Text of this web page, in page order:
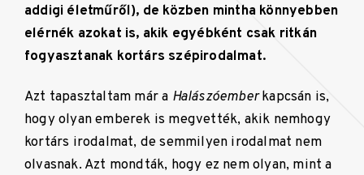
addigi életműről), de közben mintha könnyebben
elérnék azokat is, akik egyébként csak ritkán
fogyasztanak kortárs szépirodalmat.
Azt tapasztaltam már a Halászóemberkapcsán is,
hogy olyan emberek is megvették, akik nemhogy
kortárs irodalmat, de semmilyen irodalmat nem
olvasnak. Azt mondták, hogy ez nem olyan, mint a